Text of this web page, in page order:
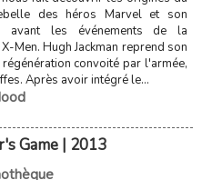
des héros Marvel et son
avant les événements de la
Men. Hugh Jackman reprend son
convoité par l'armée,
Après avoir intégré le...
Game | 2013